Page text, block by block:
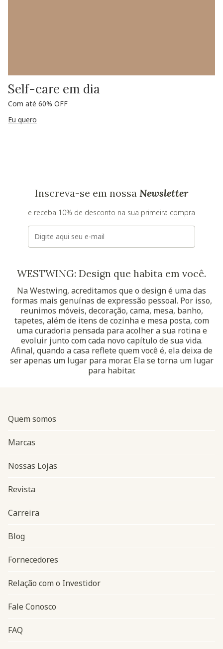
Self-care em dia
Com até 60% OFF
Eu quero
Inscreva-se em nossa Newsletter
e receba 10% de desconto na sua primeira compra
E-mail
WESTWING: Design que habita em você.
Na Westwing, acreditamos que o design é uma das
formas mais genuínas de expressão pessoal. Por isso,
reunimos móveis, decoração, cama, mesa, banho,
tapetes, além de itens de cozinha e mesa posta, com
uma curadoria pensada para acolher a sua rotina e
evoluir junto com cada novo capítulo de sua vida.
Afinal, quando a casa reflete quem você é, ela deixa de
ser apenas um lugar para morar. Ela se torna um lugar
para habitar.
Navegação do rodapé
Quem somos
Marcas
Nossas Lojas
Revista
Carreira
Blog
Fornecedores
Relação com o Investidor
Fale Conosco
FAQ